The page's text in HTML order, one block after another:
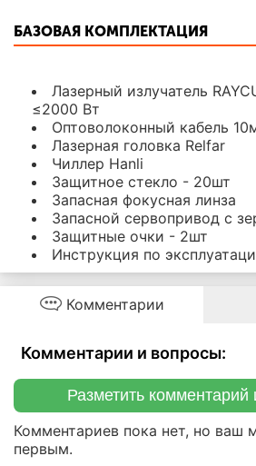
БАЗОВАЯ КОМПЛЕКТАЦИЯ
Лазерный излучатель
≤2000 Вт
Оптоволоконный кабель
Лазерная головка Relfar
Чиллер Hanli
Защитное стекло - 20шт
Запасная фокусная линза
Запасной сервопривод с
Защитные очки - 2шт
Инструкция по
Комментарии
Комментарии и вопросы:
Разметить комментарий
Комментариев пока нет, но ваш
первым.